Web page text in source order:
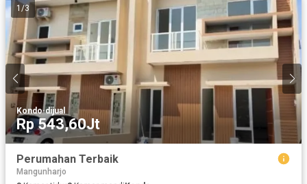
1 /3
Kondo·dijual
Rp 543,60Jt
Perumahan Terbaik
Mangunharjo